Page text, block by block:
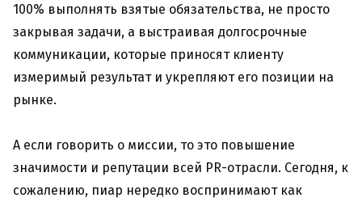
100% выполнять взятые обязательства, не просто
закрывая задачи, а выстраивая долгосрочные
коммуникации, которые приносят клиенту
измеримый результат и укрепляют его позиции на
рынке.
А если говорить о миссии, то это повышение
значимости и репутации всей PR-отрасли. Сегодня, к
сожалению, пиар нередко воспринимают как